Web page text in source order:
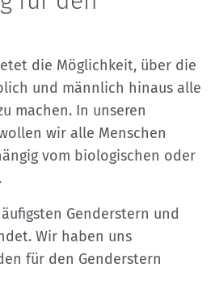
die Möglichkeit, über die
und männlich hinaus alle
machen. In unseren
wir alle Menschen
vom biologischen oder
Genderstern und
Wir haben uns
für den Genderstern